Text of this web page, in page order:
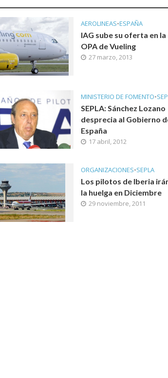
AEROLINEAS•ESPAÑA
IAG sube su oferta en la
OPA de Vueling
27 marzo, 2013
MINISTERIO DE FOMENTO•
SEPLA: Sánchez Lozano
desprecia al Gobierno
España
17 abril, 2012
ORGANIZACIONES•SEPLA
Los pilotos de Iberia
la huelga en Diciembre
29 noviembre, 2011